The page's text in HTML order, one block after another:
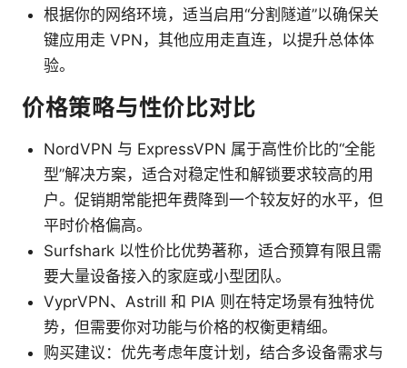
根据你的网络环境，适当启用“分割隧道”以确保关
键应用走 VPN，其他应用走直连，以提升总体体
验。
价格策略与性价比对比
NordVPN 与 ExpressVPN 属于高性价比的“全能
型”解决方案，适合对稳定性和解锁要求较高的用
户。促销期常能把年费降到一个较友好的水平，但
平时价格偏高。
Surfshark 以性价比优势著称，适合预算有限且需
要大量设备接入的家庭或小型团队。
VyprVPN、Astrill 和 PIA 则在特定场景有独特优
势，但需要你对功能与价格的权衡更精细。
购买建议：优先考虑年度计划，结合多设备需求与